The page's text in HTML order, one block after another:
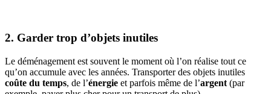
2. Garder trop d’objets inutiles
Le déménagement est souvent le moment où l’on réalise tout ce
qu’on accumule avec les années. Transporter des objets inutiles
coûte du temps, de l’énergie et parfois même de l’argent (par